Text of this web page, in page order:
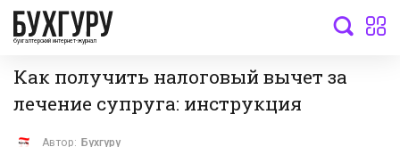
бухгалтерский интернет-журнал
Как получить налоговый вычет за
лечение супруга: инструкция
Автор: Бухгуру